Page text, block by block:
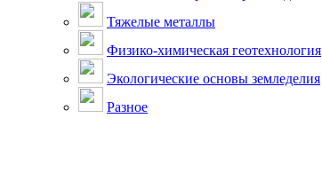
Тяжелые металлы
Физико-химическая геотехнология
Экологические основы земледелия
Разное